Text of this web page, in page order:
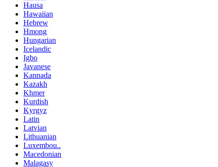
Hausa
Hawaiian
Hebrew
Hmong
Hungarian
Icelandic
Igbo
Javanese
Kannada
Kazakh
Khmer
Kurdish
Kyrgyz
Latin
Latvian
Lithuanian
Luxembou..
Macedonian
Malagasy